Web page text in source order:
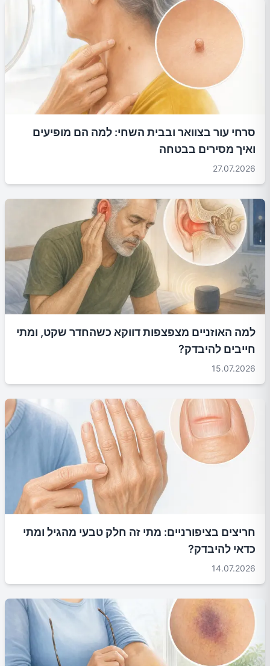
סרחי עור בצוואר ובבית השחי: למה הם מופיעים
ואיך מסירים בבטחה
27.07.2026
למה האוזניים מצפצפות דווקא כשהחדר שקט, ומתי
חייבים להיבדק?
15.07.2026
חריצים בציפורניים: מתי זה חלק טבעי מהגיל ומתי
כדאי להיבדק?
14.07.2026